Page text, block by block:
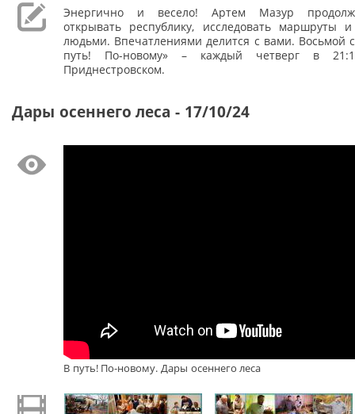
Энергично и весело! Артем Мазур
открывать республику, исследовать маршруты
людьми. Впечатлениями делится с вами. Восьмой
путь! По-новому» – каждый четверг в
Приднестровском.
Дары осеннего леса - 17/10/24
В путь! По-новому. Дары осеннего леса